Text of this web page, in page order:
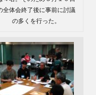
全体会終了後に事前に討議
の多くを行った。